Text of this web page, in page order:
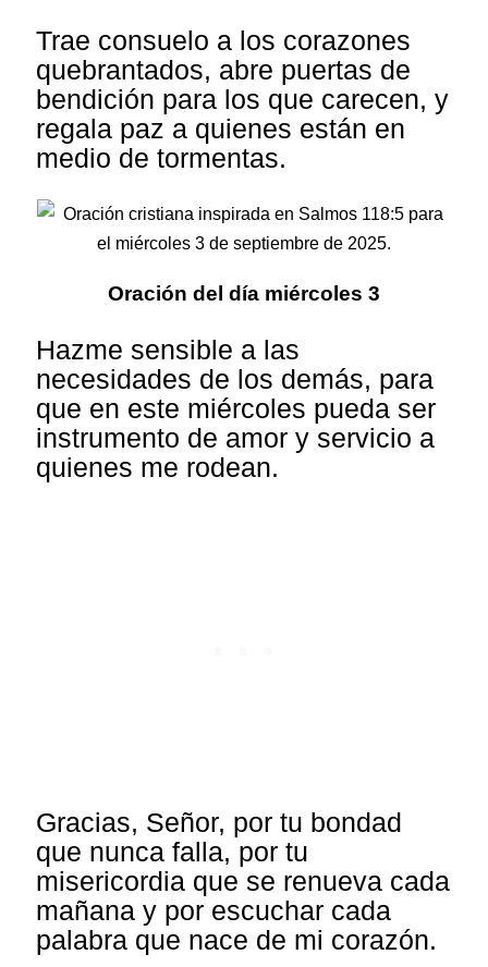
Trae consuelo a los corazones
quebrantados, abre puertas de
bendición para los que carecen, y
regala paz a quienes están en
medio de tormentas.
Oración del día miércoles 3
Hazme sensible a las
necesidades de los demás, para
que en este miércoles pueda ser
instrumento de amor y servicio a
quienes me rodean.
Gracias, Señor, por tu bondad
que nunca falla, por tu
misericordia que se renueva cada
mañana y por escuchar cada
palabra que nace de mi corazón.